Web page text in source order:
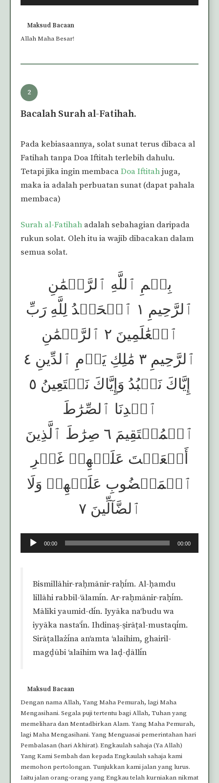
Player
Maksud Bacaan
Allah Maha Besar!
2
Bacalah Surah al-Fatihah.
Pada kebiasaannya, solat sunat terus dibaca al
Fatihah tanpa Doa Iftitah terlebih dahulu.
Tetapi jika ingin membacaDoa Iftitahjuga,
maka ia adalah perbuatan sunat (dapat pahala
membaca)
Surah al-Fatihah adalah sebahagian daripada
rukun solat. Oleh itu ia wajib dibacakan dalam
semua solat.
بِسۡمِ ٱللَّهِ ٱلرَّحۡمَٰنِ
ٱلرَّحِيمِ ١ ٱلۡحَمۡدُ لِلَّهِ رَبِّ
ٱلۡعَٰلَمِينَ ٢ ٱلرَّحۡمَٰنِ
ٱلرَّحِيمِ ٣ مَٰلِكِ يَوۡمِ ٱلدِّينِ ٤
إِيَّاكَ نَعۡبُدُ وَإِيَّاكَ نَسۡتَعِينُ ٥
ٱهۡدِنَا ٱلصِّرَٰطَ
ٱلۡمُسۡتَقِيمَ ٦ صِرَٰطَ ٱلَّذِينَ
أَنۡعَمۡتَ عَلَيۡهِمۡ غَيۡرِ
ٱلۡمَغۡضُوبِ عَلَيۡهِمۡ وَلَا
ٱلضَّآلِّينَ ٧
Audio
Player
00:00 00:00
Bismillāhir-raḥmānir-raḥīm. Al-ḥamdu
lillāhi rabbil-‘ālamīn. Ar-raḥmānir-raḥīm.
Māliki yaumid-dīn. Iyyāka na‘budu wa
iyyāka nasta‘īn. Ihdinaṣ-ṣirāṭal-mustaqīm.
Sirāṭallażīna an‘amta ‘alaihim, ghairil-
magḍūbi ‘alaihim wa laḍ-ḍāllīn
Maksud Bacaan
Dengan nama Allah, Yang Maha Pemurah, lagi Maha
Mengasihani. Segala puji tertentu bagi Allah, Tuhan yang
memelihara dan Mentadbirkan Alam. Yang Maha Pemurah,
lagi Maha Mengasihani. Yang Menguasai pemerintahan hari
Pembalasan (hari Akhirat). Engkaulah sahaja (Ya Allah)
Yang Kami Sembah dan kepada Engkaulah sahaja kami
memohon pertolongan. Tunjukkan kami jalan yang lurus.
Iaitu jalan orang-orang yang Engkau telah kurniakan nikmat